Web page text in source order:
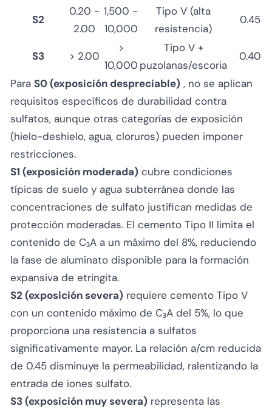
S2
0.20 -
2.00
1,500 -
10,000
Tipo V (alta
resistencia)
0.45
S3 > 2.00
>
10,000
Tipo V +
puzolanas/escoria
0.40
Para S0 (exposición despreciable) , no se aplican
requisitos específicos de durabilidad contra
sulfatos, aunque otras categorías de exposición
(hielo-deshielo, agua, cloruros) pueden imponer
restricciones.
S1 (exposición moderada) cubre condiciones
típicas de suelo y agua subterránea donde las
concentraciones de sulfato justifican medidas de
protección moderadas. El cemento Tipo II limita el
contenido de C₃A a un máximo del 8%, reduciendo
la fase de aluminato disponible para la formación
expansiva de etringita.
S2 (exposición severa) requiere cemento Tipo V
con un contenido máximo de C₃A del 5%, lo que
proporciona una resistencia a sulfatos
significativamente mayor. La relación a/cm reducida
de 0.45 disminuye la permeabilidad, ralentizando la
entrada de iones sulfato.
S3 (exposición muy severa) representa las